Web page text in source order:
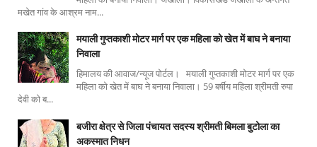
मखेत गांव के आश्रम नाम...
मयाली गुप्तकाशी मोटर मार्ग पर एक महिला को खेत में बाघ ने बनाया
निवाला
हिमालय की आवाज/न्यूज पोर्टल। मयाली गुप्तकाशी मोटर मार्ग पर एक
महिला को खेत में बाघ ने बनाया निवाला। 59 बर्षीय महिला श्रीमती रुपा
देवी को ब...
बजीरा क्षेत्र से जिला पंचायत सदस्य श्रीमती बिमला बुटोला का
अकस्मात निधन